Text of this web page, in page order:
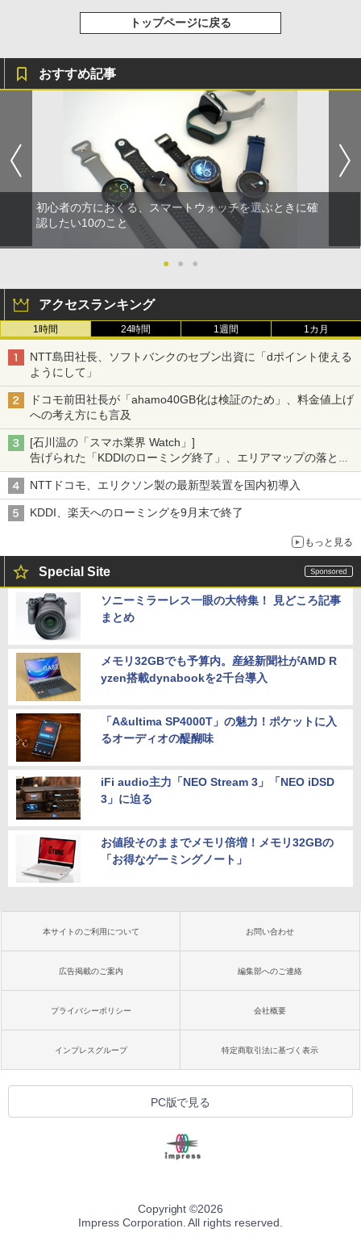
トップページに戻る
おすすめ記事
初心者の方におくる、スマートウォッチを選ぶときに確
認したい10のこと
● ● ●
アクセスランキング
1時間 24時間 1週間 1カ月
NTT島田社長、ソフトバンクのセブン出資に「dポイント使える
ようにして」
ドコモ前田社長が「ahamo40GB化は検証のため」、料金値上げ
への考え方にも言及
[石川温の「スマホ業界 Watch」]
告げられた「KDDIのローミング終了」、エリアマップの落とし
穴と楽天モバイルの課題
NTTドコモ、エリクソン製の最新型装置を国内初導入
KDDI、楽天へのローミングを9月末で終了
もっと見る
Special Site
ソニーミラーレス一眼の大特集！ 見どころ記事
まとめ
メモリ32GBでも予算内。産経新聞社がAMD R
yzen搭載dynabookを2千台導入
「A&ultima SP4000T」の魅力！ポケットに入
るオーディオの醍醐味
iFi audio主力「NEO Stream 3」「NEO iDSD
3」に迫る
お値段そのままでメモリ倍増！メモリ32GBの
「お得なゲーミングノート」
本サイトのご利用について お問い合わせ
広告掲載のご案内 編集部へのご連絡
プライバシーポリシー 会社概要
インプレスグループ 特定商取引法に基づく表示
PC版で見る
Copyright ©2026
Impress Corporation. All rights reserved.